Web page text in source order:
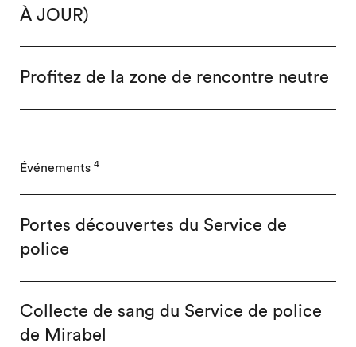
À JOUR)
Profitez de la zone de rencontre neutre
Événements 4
Portes découvertes du Service de
police
Collecte de sang du Service de police
de Mirabel